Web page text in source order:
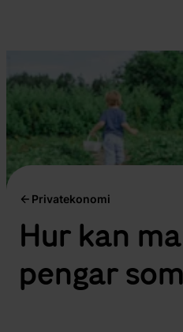
Privatekonomi
Hur kan
pengar